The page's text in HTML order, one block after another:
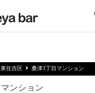
東住吉区 桑津3丁目マンション
ンション